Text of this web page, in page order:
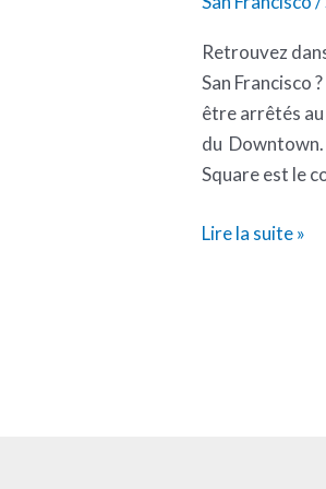
Retrouvez
San Francisco
être arrêtés
du Downtown.
Square est le
Lire la suite »